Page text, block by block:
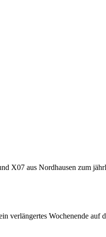
X07 aus Nordhausen zum
verlängertes Wochenende auf